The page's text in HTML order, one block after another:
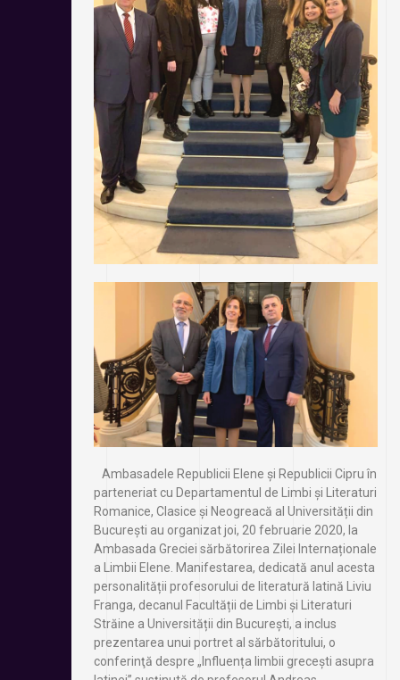
S
L
S
C
R
E
E
N
Ambasadele Republicii Elene și Republicii Cipru în
parteneriat cu Departamentul de Limbi și Literaturi
Romanice, Clasice și Neogreacă al Universității din
București au organizat joi, 20 februarie 2020, la
Ambasada Greciei sărbătorirea Zilei Internaționale
a Limbii Elene. Manifestarea, dedicată anul acesta
personalității profesorului de literatură latină Liviu
Franga, decanul Facultății de Limbi și Literaturi
Străine a Universității din București, a inclus
prezentarea unui portret al sărbătoritului, o
conferinţă despre „Influența limbii grecești asupra